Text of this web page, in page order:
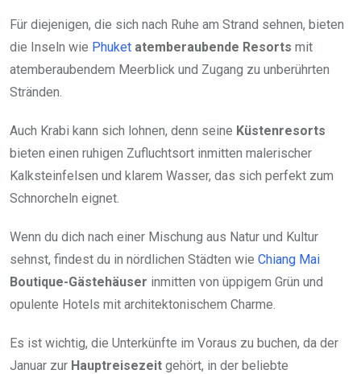
Für diejenigen, die sich nach Ruhe am Strand sehnen, bieten
die Inseln wie Phuket atemberaubende Resorts mit
atemberaubendem Meerblick und Zugang zu unberührten
Stränden.
Auch Krabi kann sich lohnen, denn seine Küstenresorts
bieten einen ruhigen Zufluchtsort inmitten malerischer
Kalksteinfelsen und klarem Wasser, das sich perfekt zum
Schnorcheln eignet.
Wenn du dich nach einer Mischung aus Natur und Kultur
sehnst, findest du in nördlichen Städten wie Chiang Mai
Boutique-Gästehäuser inmitten von üppigem Grün und
opulente Hotels mit architektonischem Charme.
Es ist wichtig, die Unterkünfte im Voraus zu buchen, da der
Januar zur Hauptreisezeit gehört, in der beliebte